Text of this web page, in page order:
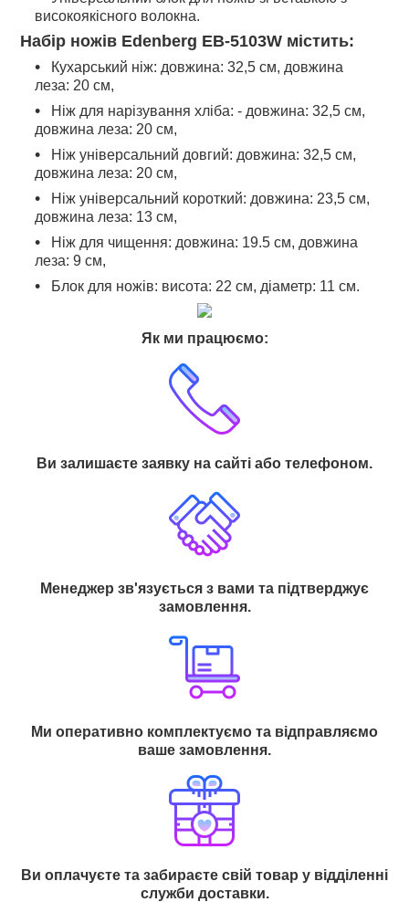
високоякісного волокна.
Набір ножів Edenberg EB-5103W містить:
Кухарський ніж: довжина: 32,5 см, довжина
леза: 20 см,
Ніж для нарізування хліба: - довжина: 32,5 см,
довжина леза: 20 см,
Ніж універсальний довгий: довжина: 32,5 см,
довжина леза: 20 см,
Ніж універсальний короткий: довжина: 23,5 см,
довжина леза: 13 см,
Ніж для чищення: довжина: 19.5 см, довжина
леза: 9 см,
Блок для ножів: висота: 22 см, діаметр: 11 см.
Як ми працюємо:
Ви залишаєте заявку на сайті або телефоном.
Менеджер зв'язується з вами та підтверджує
замовлення.
Ми оперативно комплектуємо та відправляємо
ваше замовлення.
Ви оплачуєте та забираєте свій товар у відділенні
служби доставки.